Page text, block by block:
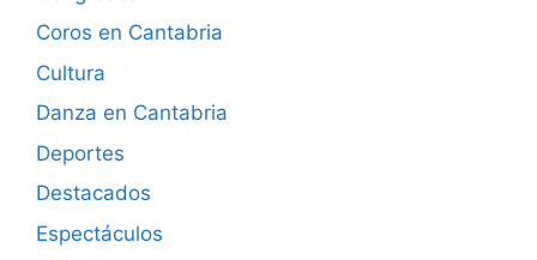
Coros en Cantabria
Cultura
Danza en Cantabria
Deportes
Destacados
Espectáculos